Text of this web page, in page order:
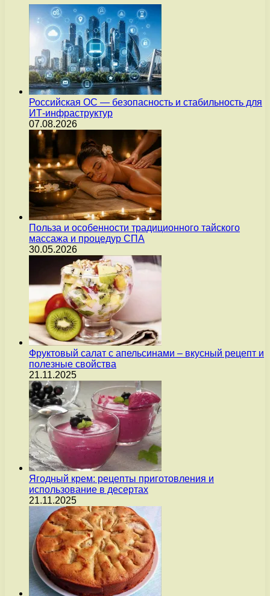
Российская ОС — безопасность и стабильность для
ИТ-инфраструктур
07.08.2026
Польза и особенности традиционного тайского
массажа и процедур СПА
30.05.2026
Фруктовый салат с апельсинами – вкусный рецепт и
полезные свойства
21.11.2025
Ягодный крем: рецепты приготовления и
использование в десертах
21.11.2025